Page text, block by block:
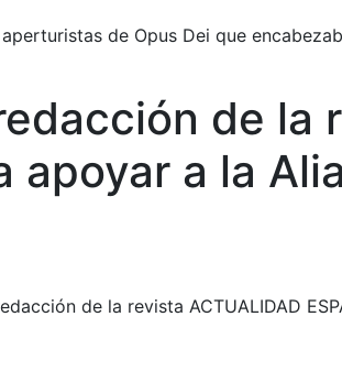
de Opus Dei que
de la
apoyar a la
de la revista ACTUALIDAD